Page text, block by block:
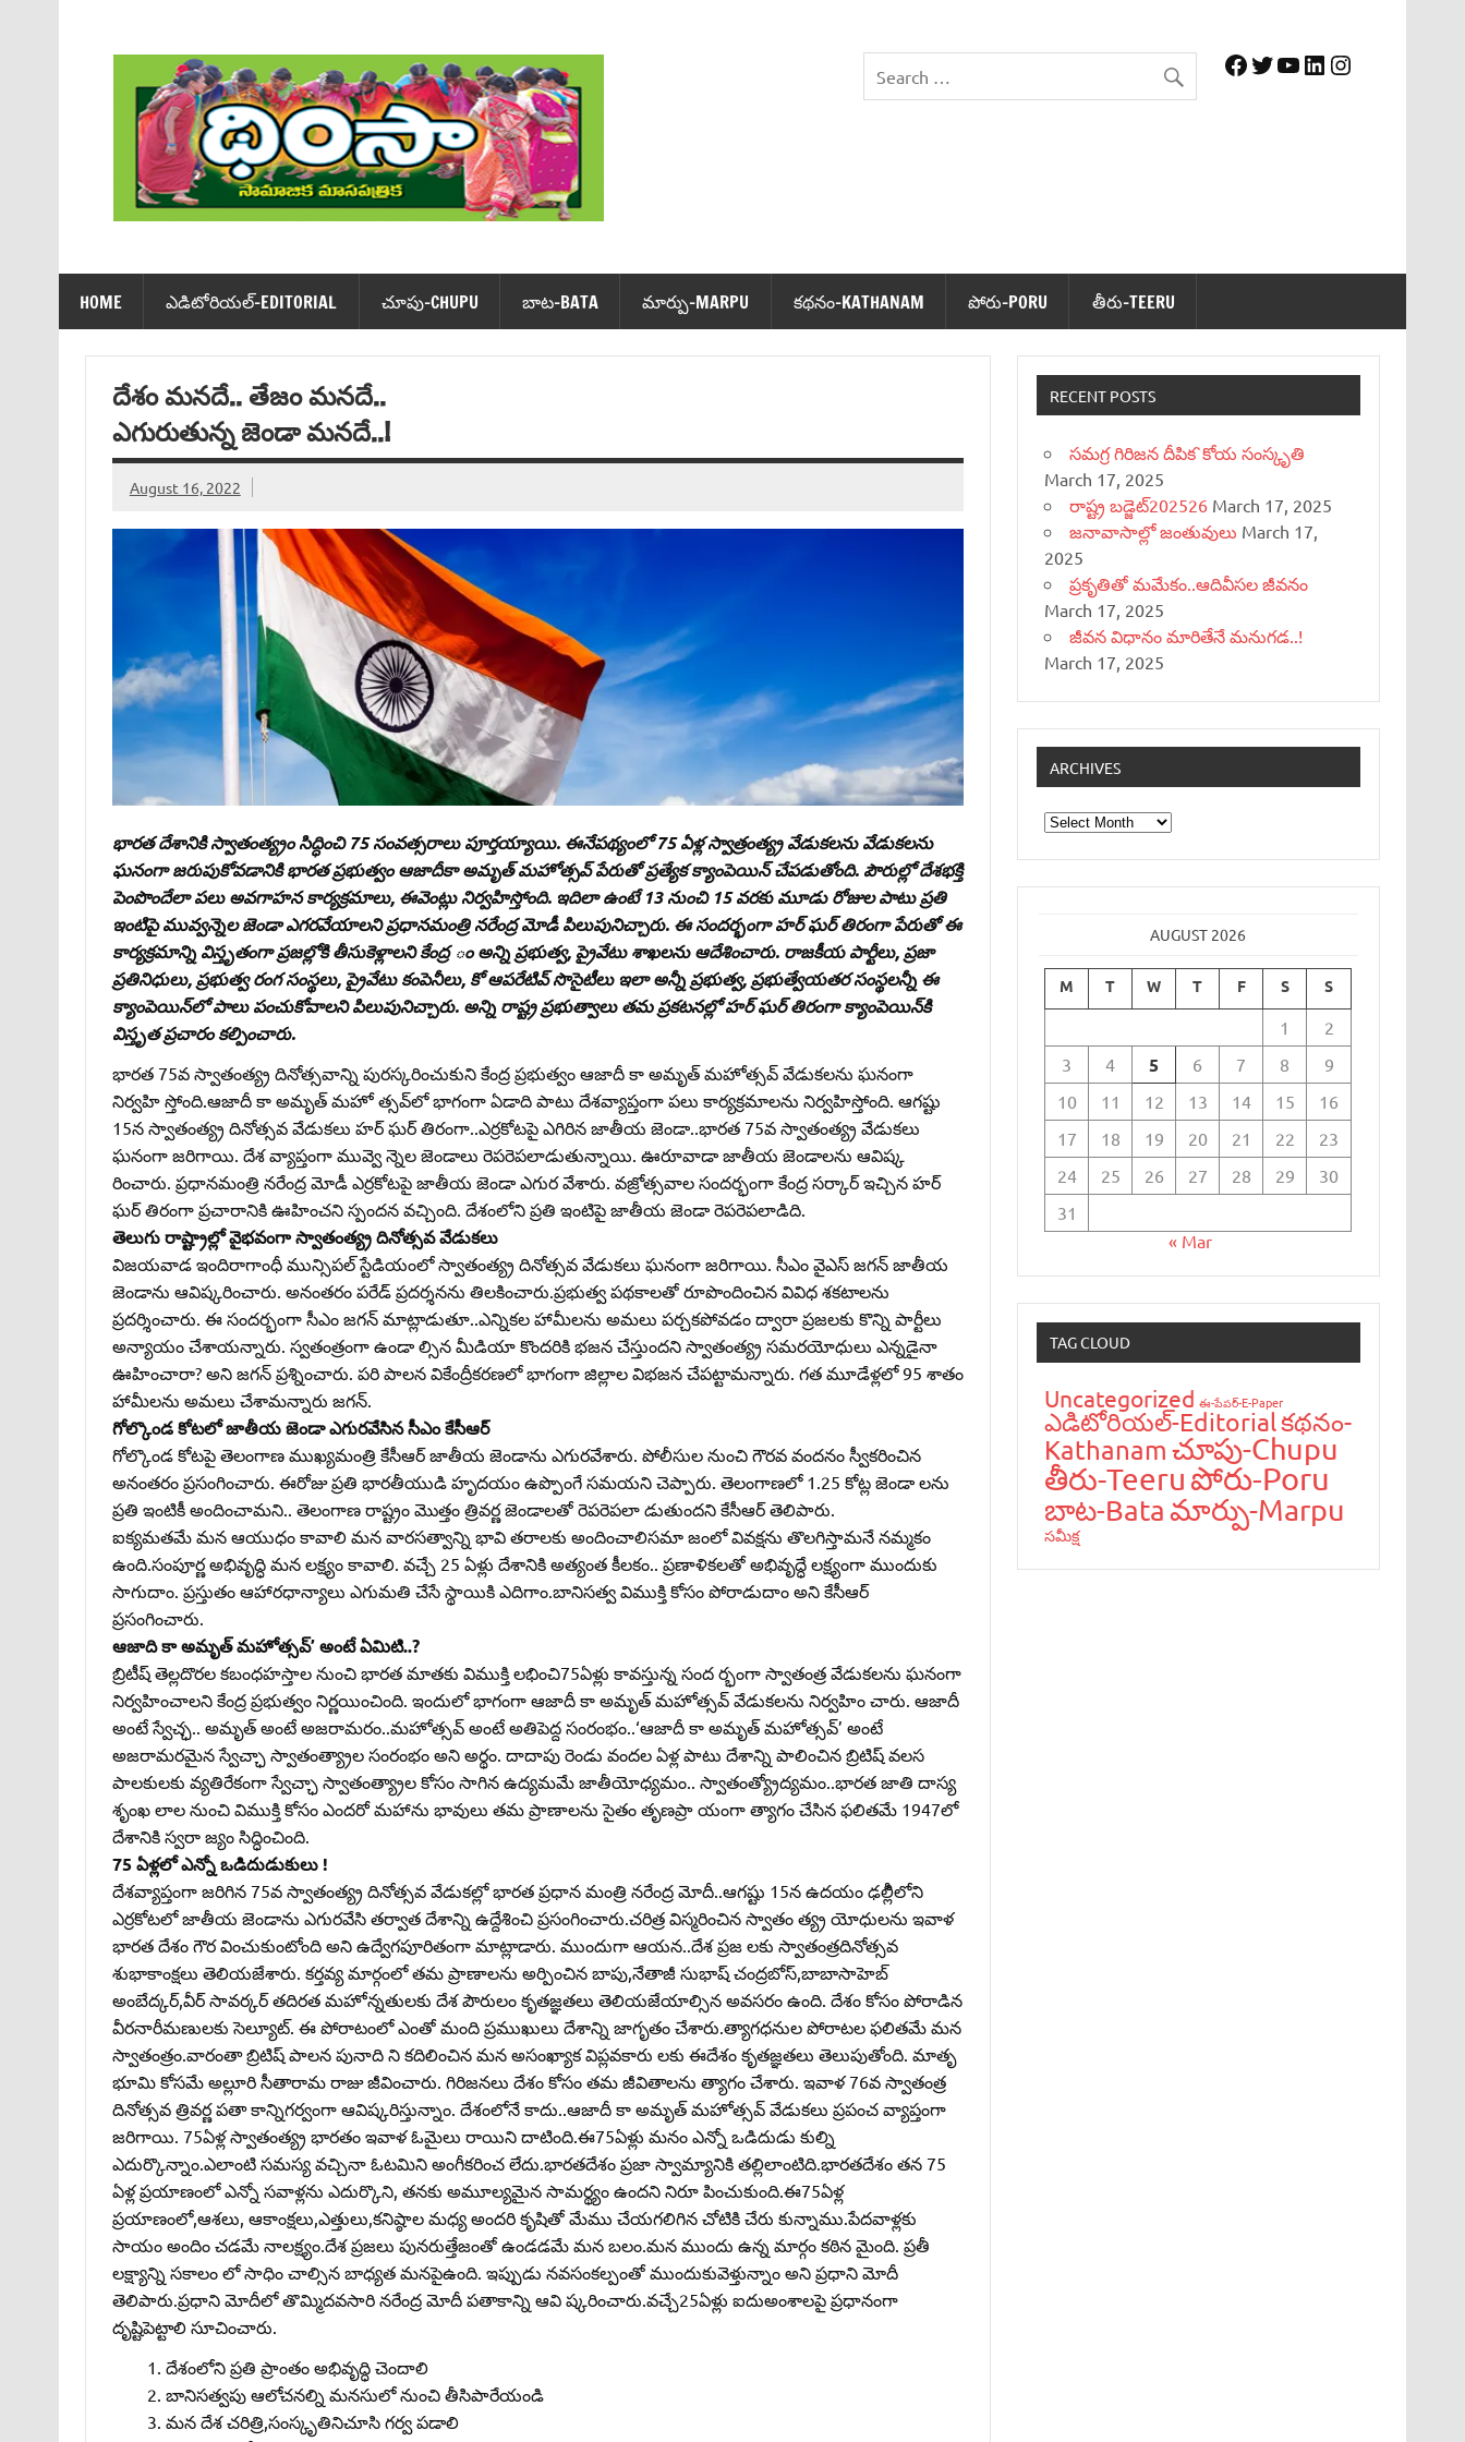
Facebook
Twitter
YouTube
LinkedIn
Instagram
HOME ఎడిటోరియ‌ల్-EDITORIAL చూపు-CHUPU బాట‌-BATA మార్పు-MARPU క‌థ‌నం-KATHANAM పోరు-PORU తీరు-TEERU
దేశం మనదే.. తేజం మనదే..
ఎగురుతున్న జెండా మనదే..!
August 16, 2022
భారత దేశానికి స్వాతంత్య్రం సిద్ధించి 75 సంవత్సరాలు పూర్తయ్యాయి. ఈనేపథ్యంలో 75 ఏళ్ల స్వాత్రంత్య్ర వేడుకలను వేడుకలను
ఘనంగా జరుపుకోవడానికి భారత ప్రభుత్వం ఆజాదీకా అమృత్‌ మహోత్సవ్‌ పేరుతో ప్రత్యేక క్యాంపెయిన్‌ చేపడుతోంది. పౌరుల్లో దేశభక్తి
పెంపొందేలా పలు అవగాహన కార్యక్రమాలు, ఈవెంట్లు నిర్వహిస్తోంది. ఇదిలా ఉంటే 13 నుంచి 15 వరకు మూడు రోజుల పాటు ప్రతి
ఇంటిపై మువ్వన్నెల జెండా ఎగరవేయాలని ప్రధానమంత్రి నరేంద్ర మోడీ పిలుపునిచ్చారు. ఈ సందర్భంగా హర్‌ ఘర్‌ తిరంగా పేరుతో ఈ
కార్యక్రమాన్ని విస్తృతంగా ప్రజల్లోకి తీసుకెళ్లాలని కేంద్ర ం అన్ని ప్రభుత్వ, ప్రైవేటు శాఖలను ఆదేశించారు. రాజకీయ పార్టీలు, ప్రజా
ప్రతినిధులు, ప్రభుత్వ రంగ సంస్థలు, ప్రైవేటు కంపెనీలు, కో ఆపరేటివ్‌ సొసైటీలు ఇలా అన్నీ ప్రభుత్వ, ప్రభుత్వేయతర సంస్థలన్నీ ఈ
క్యాంపెయిన్‌లో పాలు పంచుకోవాలని పిలుపునిచ్చారు. అన్ని రాష్ట్ర ప్రభుత్వాలు తమ ప్రకటనల్లో హర్‌ ఘర్‌ తిరంగా క్యాంపెయిన్‌కి
విస్తృత ప్రచారం కల్పించారు.
భారత 75వ స్వాతంత్య్ర దినోత్సవాన్ని పురస్కరించుకుని కేంద్ర ప్రభుత్వం ఆజాదీ కా అమృత్‌ మహోత్సవ్‌ వేడుకలను ఘనంగా
నిర్వహి స్తోంది.ఆజాదీ కా అమృత్‌ మహో త్సవ్‌లో భాగంగా ఏడాది పాటు దేశవ్యాప్తంగా పలు కార్యక్రమాలను నిర్వహిస్తోంది. ఆగష్టు
15న స్వాతంత్య్ర దినోత్సవ వేడుకలు హర్‌ ఘర్‌ తిరంగా..ఎర్రకోటపై ఎగిరిన జాతీయ జెండా..భారత 75వ స్వాతంత్య్ర వేడుకలు
ఘనంగా జరిగాయి. దేశ వ్యాప్తంగా మువ్వె న్నెల జెండాలు రెపరెపలాడుతున్నాయి. ఊరూవాడా జాతీయ జెండాలను ఆవిష్క
రించారు. ప్రధానమంత్రి నరేంద్ర మోడీ ఎర్రకోటపై జాతీయ జెండా ఎగుర వేశారు. వజ్రోత్సవాల సందర్భంగా కేంద్ర సర్కార్‌ ఇచ్చిన హర్‌
ఘర్‌ తిరంగా ప్రచారానికి ఊహించని స్పందన వచ్చింది. దేశంలోని ప్రతి ఇంటిపై జాతీయ జెండా రెపరెపలాడిది.
తెలుగు రాష్ట్రాల్లో వైభవంగా స్వాతంత్య్ర దినోత్సవ వేడుకలు
విజయవాడ ఇందిరాగాంధీ మున్సిపల్‌ స్టేడియంలో స్వాతంత్య్ర దినోత్సవ వేడుకలు ఘనంగా జరిగాయి. సీఎం వైఎస్‌ జగన్‌ జాతీయ
జెండాను ఆవిష్కరించారు. అనంతరం పరేడ్‌ ప్రదర్శనను తిలకించారు.ప్రభుత్వ పథకాలతో రూపొందించిన వివిధ శకటాలను
ప్రదర్శించారు. ఈ సందర్భంగా సీఎం జగన్‌ మాట్లాడుతూ..ఎన్నికల హామీలను అమలు పర్చకపోవడం ద్వారా ప్రజలకు కొన్ని పార్టీలు
అన్యాయం చేశాయన్నారు. స్వతంత్రంగా ఉండా ల్సిన మీడియా కొందరికి భజన చేస్తుందని స్వాతంత్య్ర సమరయోధులు ఎన్నడైనా
ఊహించారా? అని జగన్‌ ప్రశ్నించారు. పరి పాలన వికేంద్రీకరణలో భాగంగా జిల్లాల విభజన చేపట్టామన్నారు. గత మూడేళ్లలో 95 శాతం
హామీలను అమలు చేశామన్నారు జగన్‌.
గోల్కొండ కోటలో జాతీయ జెండా ఎగురవేసిన సీఎం కేసీఆర్‌
గోల్కొండ కోటపై తెలంగాణ ముఖ్యమంత్రి కేసీఆర్‌ జాతీయ జెండాను ఎగురవేశారు. పోలీసుల నుంచి గౌరవ వందనం స్వీకరించిన
అనంతరం ప్రసంగించారు. ఈరోజు ప్రతి భారతీయుడి హృదయం ఉప్పొంగే సమయని చెప్పారు. తెలంగాణలో 1.25 కోట్ల జెండా లను
ప్రతి ఇంటికీ అందించామని.. తెలంగాణ రాష్ట్రం మొత్తం త్రివర్ణ జెండాలతో రెపరెపలా డుతుందని కేసీఆర్‌ తెలిపారు.
ఐక్యమతమే మన ఆయుధం కావాలి మన వారసత్వాన్ని భావి తరాలకు అందించాలిసమా జంలో వివక్షను తొలగిస్తామనే నమ్మకం
ఉంది.సంపూర్ణ అభివృద్ధి మన లక్ష్యం కావాలి. వచ్చే 25 ఏళ్లు దేశానికి అత్యంత కీలకం.. ప్రణాళికలతో అభివృద్ధే లక్ష్యంగా ముందుకు
సాగుదాం. ప్రస్తుతం ఆహారధాన్యాలు ఎగుమతి చేసే స్థాయికి ఎదిగాం.బానిసత్వ విముక్తి కోసం పోరాడుదాం అని కేసీఆర్‌
ప్రసంగించారు.
ఆజాది కా అమృత్‌ మహోత్సవ్‌’ అంటే ఏమిటి..?
బ్రిటీష్‌ తెల్లదొరల కబంధహస్తాల నుంచి భారత మాతకు విముక్తి లభించి75ఏళ్లు కావస్తున్న సంద ర్భంగా స్వాతంత్ర వేడుకలను ఘనంగా
నిర్వహించాలని కేంద్ర ప్రభుత్వం నిర్ణయించింది. ఇందులో భాగంగా ఆజాదీ కా అమృత్‌ మహోత్సవ్‌ వేడుకలను నిర్వహిం చారు. ఆజాదీ
అంటే స్వేచ్ఛ.. అమృత్‌ అంటే అజరామరం..మహోత్సవ్‌ అంటే అతిపెద్ద సంరంభం..‘ఆజాదీ కా అమృత్‌ మహోత్సవ్‌’ అంటే
అజరామరమైన స్వేచ్ఛా స్వాతంత్య్రాల సంరంభం అని అర్థం. దాదాపు రెండు వందల ఏళ్ల పాటు దేశాన్ని పాలించిన బ్రిటిష్‌ వలస
పాలకులకు వ్యతిరేకంగా స్వేచ్ఛా స్వాతంత్య్రాల కోసం సాగిన ఉద్యమమే జాతీయోధ్యమం.. స్వాతంత్య్రోద్యమం..భారత జాతి దాస్య
శృంఖ లాల నుంచి విముక్తి కోసం ఎందరో మహాను భావులు తమ ప్రాణాలను సైతం తృణప్రా యంగా త్యాగం చేసిన ఫలితమే 1947లో
దేశానికి స్వరా జ్యం సిద్ధించింది.
75 ఏళ్లలో ఎన్నో ఒడిదుడుకులు !
దేశవ్యాప్తంగా జరిగిన 75వ స్వాతంత్య్ర దినోత్సవ వేడుకల్లో భారత ప్రధాన మంత్రి నరేంద్ర మోదీ..ఆగష్టు 15న ఉదయం ఢల్లీిలోని
ఎర్రకోటలో జాతీయ జెండాను ఎగురవేసి తర్వాత దేశాన్ని ఉద్దేశించి ప్రసంగించారు.చరిత్ర విస్మరించిన స్వాతం త్య్ర యోధులను ఇవాళ
భారత దేశం గౌర వించుకుంటోంది అని ఉద్వేగపూరితంగా మాట్లాడారు. ముందుగా ఆయన..దేశ ప్రజ లకు స్వాతంత్రదినోత్సవ
శుభాకాంక్షలు తెలియజేశారు. కర్తవ్య మార్గంలో తమ ప్రాణాలను అర్పించిన బాపు,నేతాజీ సుభాష్‌ చంద్రబోస్‌,బాబాసాహెబ్‌
అంబేద్కర్‌,వీర్‌ సావర్కర్‌ తదిరత మహోన్నతులకు దేశ పౌరులం కృతజ్ఞతలు తెలియజేయాల్సిన అవసరం ఉంది. దేశం కోసం పోరాడిన
వీరనారీమణులకు సెల్యూట్‌. ఈ పోరాటంలో ఎంతో మంది ప్రముఖులు దేశాన్ని జాగృతం చేశారు.త్యాగధనుల పోరాటల ఫలితమే మన
స్వాతంత్రం.వారంతా బ్రిటిష్‌ పాలన పునాది ని కదిలించిన మన అసంఖ్యాక విప్లవకారు లకు ఈదేశం కృతజ్ఞతలు తెలుపుతోంది. మాతృ
భూమి కోసమే అల్లూరి సీతారామ రాజు జీవించారు. గిరిజనలు దేశం కోసం తమ జీవితాలను త్యాగం చేశారు. ఇవాళ 76వ స్వాతంత్ర
దినోత్సవ త్రివర్ణ పతా కాన్నిగర్వంగా ఆవిష్కరిస్తున్నాం. దేశంలోనే కాదు..ఆజాదీ కా అమృత్‌ మహోత్సవ్‌ వేడుకలు ప్రపంచ వ్యాప్తంగా
జరిగాయి. 75ఏళ్ల స్వాతంత్య్ర భారతం ఇవాళ ఓమైలు రాయిని దాటింది.ఈ75ఏళ్లు మనం ఎన్నో ఒడిదుడు కుల్ని
ఎదుర్కొన్నాం.ఎలాంటి సమస్య వచ్చినా ఓటమిని అంగీకరించ లేదు.భారతదేశం ప్రజా స్వామ్యానికి తల్లిలాంటిది.భారతదేశం తన 75
ఏళ్ల ప్రయాణంలో ఎన్నో సవాళ్లను ఎదుర్కొని, తనకు అమూల్యమైన సామర్థ్యం ఉందని నిరూ పించుకుంది.ఈ75ఏళ్ల
ప్రయాణంలో,ఆశలు, ఆకాంక్షలు,ఎత్తులు,కనిష్ఠాల మధ్య అందరి కృషితో మేము చేయగలిగిన చోటికి చేరు కున్నాము.పేదవాళ్లకు
సాయం అందిం చడమే నాలక్ష్యం.దేశ ప్రజలు పునరుత్తేజంతో ఉండడమే మన బలం.మన ముందు ఉన్న మార్గం కఠిన మైంది. ప్రతీ
లక్ష్యాన్ని సకాలం లో సాధిం చాల్సిన బాధ్యత మనపైఉంది. ఇప్పుడు నవసంకల్పంతో ముందుకువెళ్తున్నాం అని ప్రధాని మోదీ
తెలిపారు.ప్రధాని మోదీలో తొమ్మిదవసారి నరేంద్ర మోదీ పతాకాన్ని ఆవి ష్కరించారు.వచ్చే25ఏళ్లు ఐదుఅంశాలపై ప్రధానంగా
దృష్టిపెట్టాలి సూచించారు.
దేశంలోని ప్రతి ప్రాంతం అభివృద్ధి చెందాలి
బానిసత్వపు ఆలోచనల్ని మనసులో నుంచి తీసిపారేయండి
మన దేశ చరిత్రి,సంస్కృతినిచూసి గర్వ పడాలి
RECENT POSTS
సమగ్ర గిరిజన దీపిక`కోయ సంస్కృతి
March 17, 2025
రాష్ట్ర బడ్జెట్‌202526 March 17, 2025
జనావాసాల్లో జంతువులు March 17,
2025
ప్రకృతితో మమేకం..ఆదివీసల జీవనం
March 17, 2025
జీవన విధానం మారితేనే మనుగడ..!
March 17, 2025
ARCHIVES
Archives
AUGUST 2026
M T W T F S S
1
2
3
4 5 6 7 8
9
10
11 12 13 14 15
16
17
18 19 20 21 22
23
24
25 26 27 28 29
30
31
« Mar
TAG CLOUD
Uncategorized ఈ-పేప‌ర్-E-Paper
ఎడిటోరియ‌ల్-Editorialక‌థ‌నం-
Kathanam చూపు-Chupu
తీరు-Teeruపోరు-Poru
బాట‌-Bata మార్పు-Marpu
స‌మీక్ష‌